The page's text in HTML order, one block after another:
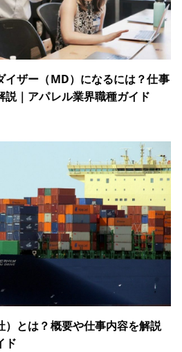
イザー（MD）になるには？仕事
説｜アパレル業界職種ガイド
）とは？概要や仕事内容を解説
ド